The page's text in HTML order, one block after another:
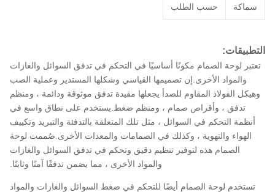
سماكة حسب الطلب
التطبيقات:
تعتبر لوحة الصمام مكونًا أساسيًا في التحكم في تدفق السوائل والغازات
والمواد الأخرى.إن تصميمها القياسي وشكلها المستدير وعملية الصب
وهيكل الفولاذ المقاوم للصدأ يجعلها مقيدة تدفق موثوقة ودائمة ، ومنظم
تدفق ، وأقراص صمام ، ومنظم ضغط.يستخدم على نطاق واسع في
أنظمة التحكم في السوائل ، مثل تلك المتعلقة بالتدفئة والتبريد وتكييف
الهواء والتهوية ، وكذلك في الصمامات والمعدات الأخرى.صُممت لوحة
الصمام هذه لتوفير تنظيم دقيق وتحكم في تدفق السوائل والغازات
والمواد الأخرى ، مما يضمن تدفقًا آمنًا وثابتًا.
تستخدم لوحة الصمام أيضًا للتحكم في ضغط السوائل والغازات والمواد